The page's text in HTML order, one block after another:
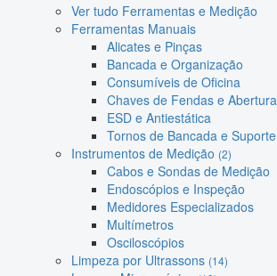
Ver tudo Ferramentas e Medição
Ferramentas Manuais
Alicates e Pinças
Bancada e Organização
Consumíveis de Oficina
Chaves de Fendas e Abertura
ESD e Antiestática
Tornos de Bancada e Suporte
Instrumentos de Medição (2)
Cabos e Sondas de Medição
Endoscópios e Inspeção
Medidores Especializados
Multímetros
Osciloscópios
Limpeza por Ultrassons (14)